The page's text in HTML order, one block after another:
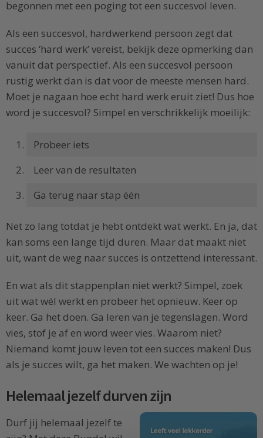
begonnen met een poging tot een succesvol leven.
Als een succesvol, hardwerkend persoon zegt dat
succes ‘hard werk’ vereist, bekijk deze opmerking dan
vanuit dat perspectief. Als een succesvol persoon
rustig werkt dan is dat voor de meeste mensen hard.
Moet je nagaan hoe echt hard werk eruit ziet! Dus hoe
word je succesvol? Simpel en verschrikkelijk moeilijk:
Probeer iets
Leer van de resultaten
Ga terug naar stap één
Net zo lang totdat je hebt ontdekt wat werkt. En ja, dat
kan soms een lange tijd duren. Maar dat maakt niet
uit, want de weg naar succes is ontzettend interessant.
En wat als dit stappenplan niet werkt? Simpel, zoek
uit wat wél werkt en probeer het opnieuw. Keer op
keer. Ga het doen. Ga leren van je tegenslagen. Word
vies, stof je af en word weer vies. Waarom niet?
Niemand komt jouw leven tot een succes maken! Dus
als je succes wilt, ga het maken. We wachten op je!
Helemaal jezelf durven zijn
Durf jij helemaal jezelf te